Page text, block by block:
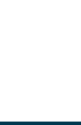
von